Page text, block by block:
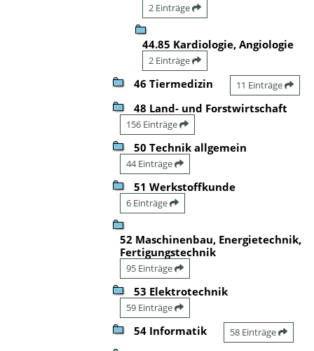
2 Einträge
44.85 Kardiologie, Angiologie
2 Einträge
46 Tiermedizin 11 Einträge
48 Land- und Forstwirtschaft
156 Einträge
50 Technik allgemein
44 Einträge
51 Werkstoffkunde
6 Einträge
52 Maschinenbau, Energietechnik,
Fertigungstechnik
95 Einträge
53 Elektrotechnik
59 Einträge
54 Informatik 58 Einträge